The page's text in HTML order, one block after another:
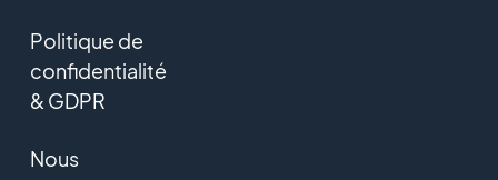
Politique de
confidentialité
& GDPR
Nous